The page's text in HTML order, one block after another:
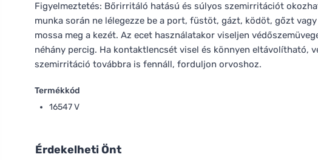
Figyelmeztetés: Bőrirritáló hatású és súlyos szemirritációt
munka során ne lélegezze be a port, füstöt, gázt, ködöt, gőzt
mossa meg a kezét. Az ecet használatakor viseljen
néhány percig. Ha kontaktlencsét visel és könnyen eltávolítható,
szemirritáció továbbra is fennáll, forduljon orvoshoz.
Termékkód
16547 V
Érdekelheti Önt